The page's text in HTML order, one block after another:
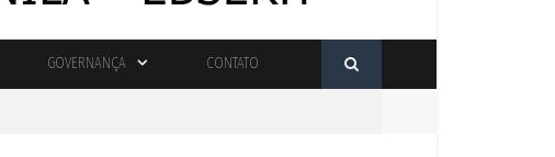
GOVERNANÇA CONTATO